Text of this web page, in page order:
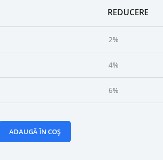
REDUCERE
2%
4%
6%
ADAUGĂ ÎN COȘ